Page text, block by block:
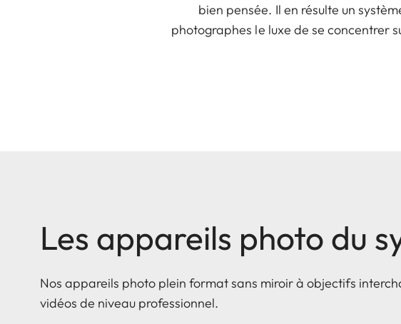
bien pensée. Il en résulte un
photographes le luxe de se concentrer
Les appareils photo du
Nos appareils photo plein format sans miroir à objectifs
vidéos de niveau professionnel.